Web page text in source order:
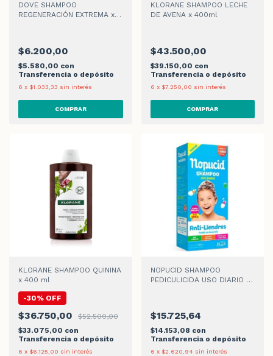
DOVE SHAMPOO
REGENERACIÓN EXTREMA x
$6.200,00
$5.580,00 con
Transferencia o depósito
6 x $1.033,33 sin interés
KLORANE SHAMPOO LECHE
DE AVENA x 400ml
$43.500,00
$39.150,00 con
Transferencia o depósito
6 x $7.250,00 sin interés
KLORANE SHAMPOO QUININA
x 400 ml
-30% OFF
$36.750,00
$52.500,00
$33.075,00 con
Transferencia o depósito
6 x $6.125,00 sin interés
NOPUCID SHAMPOO
PEDICULICIDA USO DIARIO x
$15.725,64
$14.153,08 con
Transferencia o depósito
6 x $2.620,94 sin interés